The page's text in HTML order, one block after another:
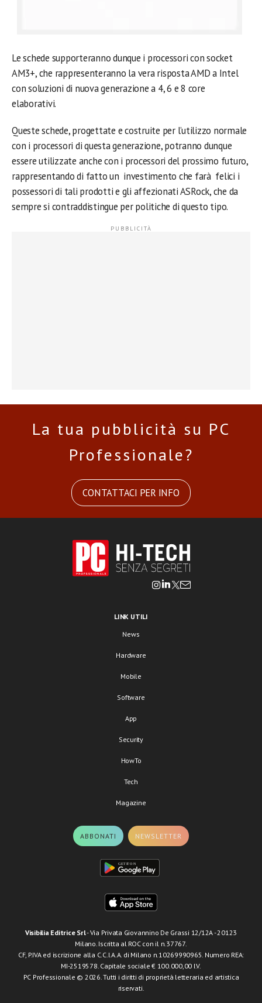
Le schede supporteranno dunque i processori con socket
AM3+, che rappresenteranno la vera risposta AMD a Intel
con soluzioni di nuova generazione a 4, 6 e 8 core
elaborativi.
Queste schede, progettate e costruite per l’utilizzo normale
con i processori di questa generazione, potranno dunque
essere utilizzate anche con i processori del prossimo futuro,
rappresentando di fatto un investimento che farà felici i
possessori di tali prodotti e gli affezionati ASRock, che da
sempre si contraddistingue per politiche di questo tipo.
La tua pubblicità su PC
Professionale?
CONTATTACI PER INFO
LINK UTILI
News
Hardware
Mobile
Software
App
Security
HowTo
Tech
Magazine
ABBONATI NEWSLETTER
Visibilia Editrice Srl- Via Privata Giovannino De Grassi 12/12A - 20123
Milano. Iscritta al ROC con il n.37767.
CF, P.IVA ed iscrizione alla C.C.I.A.A. di Milano n.10269990965. Numero REA:
MI-2519578. Capitale sociale € 100.000,00 I.V.
PC Professionale © 2026. Tutti i diritti di proprietà letteraria ed artistica
riservati.